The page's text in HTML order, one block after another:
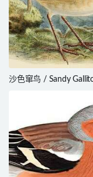
沙色窜鸟 / Sandy